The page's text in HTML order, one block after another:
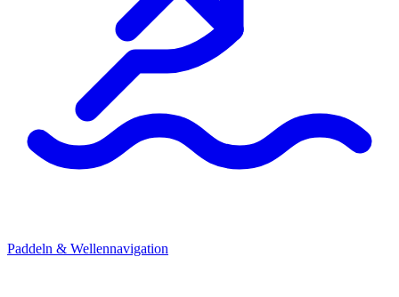
Paddeln & Wellennavigation